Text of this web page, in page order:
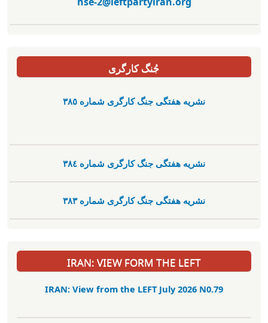
جُنگ کارگری
نشریە هفتگی جنگ کارگری شمارە ٣٨٥
نشریە هفتگی جنگ کارگری شمارە ٣٨٤
نشریە هفتگی جنگ کارگری شمارە ٣٨٣
IRAN: VIEW FORM THE LEFT
IRAN: View from the LEFT July 2026 N0.79